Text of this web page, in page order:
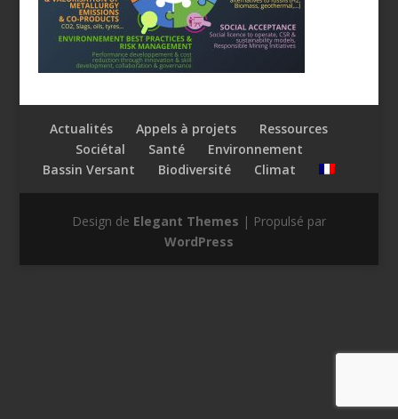
Actualités Appels à projets
Ressources
Sociétal
Santé
Environnement
Bassin Versant
Biodiversité Climat
Design de Elegant Themes | Propulsé par
WordPress